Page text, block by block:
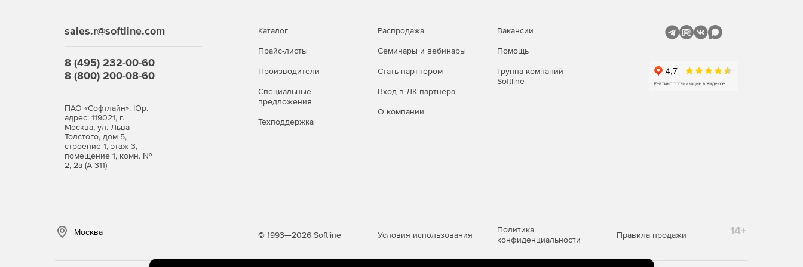
sales.r@softline.com
8 (495) 232-00-60
8 (800) 200-08-60
ПАО «Софтлайн». Юр.
адрес: 119021, г.
Москва, ул. Льва
Толстого, дом 5,
строение 1, этаж 3,
помещение 1, комн. №
2, 2а (А-311)
Каталог
Прайс-листы
Производители
Специальные
предложения
Техподдержка
Распродажа
Семинары и вебинары
Стать партнером
Вход в ЛК партнера
О компании
Вакансии
Помощь
Группа компаний
Softline
Москва © 1993—2026 Softline Условия использования
Политика
конфиденциальности
Правила продажи 14+